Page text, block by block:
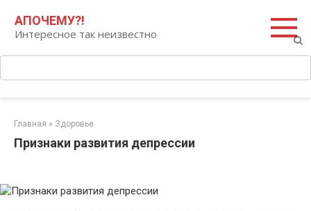
контенту
АПОЧЕМУ?!
Интересное так неизвестно
Главная » Здоровье
Признаки развития депрессии